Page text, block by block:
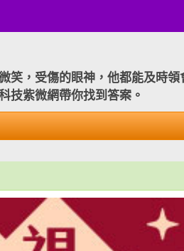
笑，受傷的眼神，他都能及時
技紫微網帶你找到答案。